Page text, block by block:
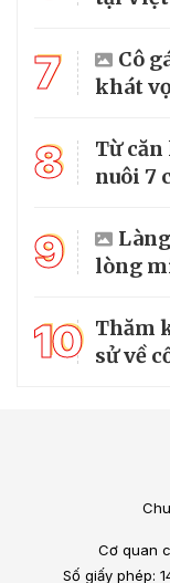
7
Cô
khát
8
Từ
nuôi 7
9
lòng
10 Thăm
sử về
Cơ quan
Số giấy phép: